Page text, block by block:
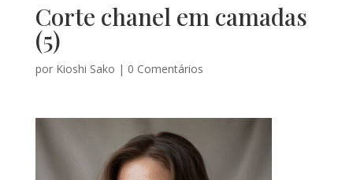
Corte chanel em camadas
(5)
por Kioshi Sako | 0 Comentários